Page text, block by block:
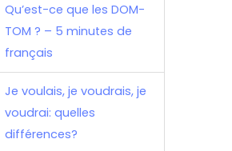
Qu’est-ce que les DOM-
TOM ? – 5 minutes de
français
Je voulais, je voudrais, je
voudrai: quelles
différences?